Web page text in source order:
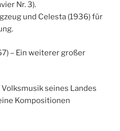
Nr. 3).
und Celesta (1936) für
– Ein weiterer großer
seines Landes
Kompositionen